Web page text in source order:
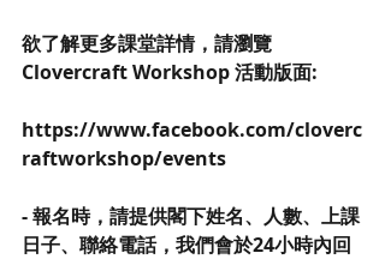
欲了解更多課堂詳情，請瀏覽
Clovercraft Workshop 活動版面:
https://www.facebook.com/cloverc
raftworkshop/events
- 報名時，請提供閣下姓名、人數、上課
日子、聯絡電話，我們會於24小時內回